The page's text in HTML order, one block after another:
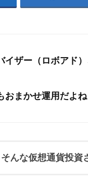
イザー（ロボアド
まかせ運用だよ
んな仮想通貨投資